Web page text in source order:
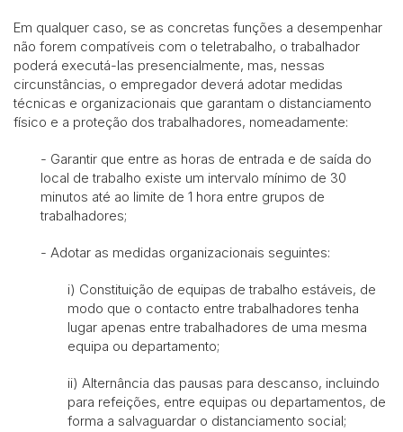
Em qualquer caso, se as concretas funções a desempenhar
não forem compatíveis com o teletrabalho, o trabalhador
poderá executá-las presencialmente, mas, nessas
circunstâncias, o empregador deverá adotar medidas
técnicas e organizacionais que garantam o distanciamento
físico e a proteção dos trabalhadores, nomeadamente:
- Garantir que entre as horas de entrada e de saída do
local de trabalho existe um intervalo mínimo de 30
minutos até ao limite de 1 hora entre grupos de
trabalhadores;
- Adotar as medidas organizacionais seguintes:
i) Constituição de equipas de trabalho estáveis, de
modo que o contacto entre trabalhadores tenha
lugar apenas entre trabalhadores de uma mesma
equipa ou departamento;
ii) Alternância das pausas para descanso, incluindo
para refeições, entre equipas ou departamentos, de
forma a salvaguardar o distanciamento social;